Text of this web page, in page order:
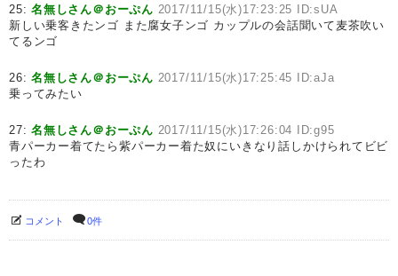
25:名無しさん＠おーぷん 2017/11/15(水)17:23:25 ID:sUA
新しい乗客きたンゴ また腐女子ンゴ カップルの会話聞いて麦茶吹い
てるンゴ
26:名無しさん＠おーぷん 2017/11/15(水)17:25:45 ID:aJa
乗ってみたい
27:名無しさん＠おーぷん 2017/11/15(水)17:26:04 ID:g95
青パーカー着てたら紫パーカー着た奴にいきなり話しかけられてビビ
ったわ
コメント 0件